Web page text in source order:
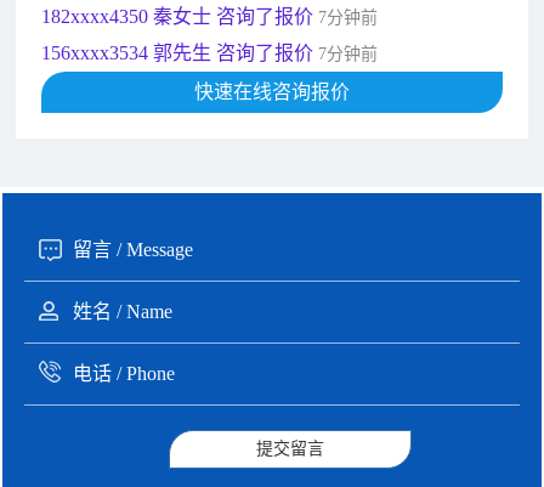
182xxxx4350 秦女士 咨询了报价 7分钟前
156xxxx3534 郭先生 咨询了报价 7分钟前
192xxxx2920 周先生 咨询了报价10分钟前
135xxxx6654 张先生 咨询了报价
快速在线咨询报价
提交留言